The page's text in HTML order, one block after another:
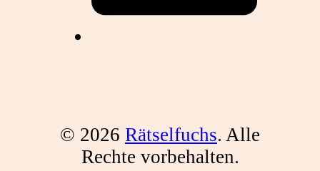
© 2026 Rätselfuchs. Alle
Rechte vorbehalten.